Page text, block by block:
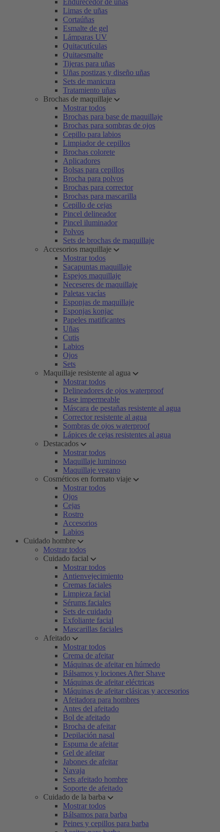
Endurecedor de uñas
Limas de uñas
Cortaúñas
Esmalte de gel
Lámparas UV
Quitacutículas
Quitaesmalte
Tijeras para uñas
Uñas postizas y diseño uñas
Sets de manicura
Tratamiento uñas
Brochas de maquillaje
Mostrar todos
Brochas para base de maquillaje
Brochas para sombras de ojos
Cepillo para labios
Limpiador de cepillos
Brochas colorete
Aplicadores
Bolsas para cepillos
Brocha para polvos
Brochas para corrector
Brochas para mascarilla
Cepillo de cejas
Pincel delineador
Pincel iluminador
Polvos
Sets de brochas de maquillaje
Accesorios maquillaje
Mostrar todos
Sacapuntas maquillaje
Espejos maquillaje
Neceseres de maquillaje
Paletas vacías
Esponjas de maquillaje
Esponjas konjac
Papeles matificantes
Uñas
Cutis
Labios
Ojos
Sets
Maquillaje resistente al agua
Mostrar todos
Delineadores de ojos waterproof
Base impermeable
Máscara de pestañas resistente al agua
Corrector resistente al agua
Sombras de ojos waterproof
Lápices de cejas resistentes al agua
Destacados
Mostrar todos
Maquillaje luminoso
Maquillaje vegano
Cosméticos en formato viaje
Mostrar todos
Ojos
Cejas
Rostro
Accesorios
Labios
Cuidado hombre
Mostrar todos
Cuidado facial
Mostrar todos
Antienvejecimiento
Cremas faciales
Limpieza facial
Sérums faciales
Sets de cuidado
Exfoliante facial
Mascarillas faciales
Afeitado
Mostrar todos
Crema de afeitar
Máquinas de afeitar en húmedo
Bálsamos y lociones After Shave
Máquinas de afeitar eléctricas
Máquinas de afeitar clásicas y accesorios
Afeitadora para hombres
Antes del afeitado
Bol de afeitado
Brocha de afeitar
Depilación nasal
Espuma de afeitar
Gel de afeitar
Jabones de afeitar
Navaja
Sets afeitado hombre
Soporte de afeitado
Cuidado de la barba
Mostrar todos
Bálsamos para barba
Peines y cepillos para barba